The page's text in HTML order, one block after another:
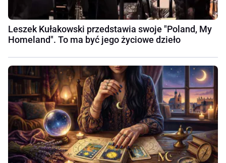
Leszek Kułakowski przedstawia swoje "Poland, My
Homeland". To ma być jego życiowe dzieło